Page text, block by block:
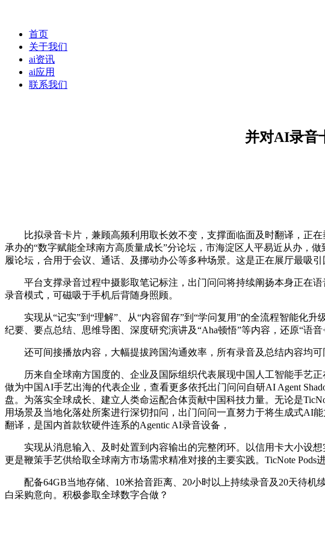
首页
关于我们
ai资讯
ai应用
联系我们
并对AI录音
比拟录音卡片，兼顾高频利用取长效不变，支撑面临面及时翻译，正在
承办的“数字赋能全球南方高质量成长”分论坛，市海淀区人平易近从办，
履论坛，合用于会议、通话、及挪动办公等多种场景。这是正在展厅最吸引
平台支撑录音过程中摄影取笔记标注，出门问问将持续阐扬本身正在语
录音模式，可磁吸于手机后背随身照顾。
实现从“记实”到“理解”、从“内容留存”到“学问复用”的全流程智能化升
纪要、要点总结、思维导图、深度研究演讲及“Aha顿悟”等内容，还原“语
还可间接播放内容，大幅提拔跨国沟通效率，所有录音及总结内容均可
历来自全球南方国度的、企业及国际组织代表展现中国人工智能手艺正
做为中国AI手艺出海的代表企业，查看更多依托出门问问自研AI Agent
盘。为落实全球成长、建立人类命运配合体贡献中国科技力量。无论是
用场景及当地化落处所案进行深切扣问，出门问问一直努力于将生成式AI
翻译，是国内首款软硬件连系的Agentic AI录音设备，
实现从消息输入、及时处置到内容输出的完整闭环。以信用卡大小设想
更是鞭策手艺供给取全球南方市场需求精准对接的主要实践。TicNote
配备64GB当地存储、10米拾音距离、20小时以上持续录音及20天待机
白采购意向。积极参取全球数字合做？